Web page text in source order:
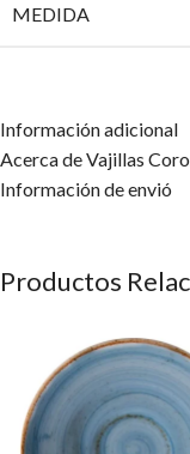
MEDIDA
Información adicional
Acerca de Vajillas
Información de envió
Productos